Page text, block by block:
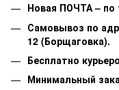
Новая ПОЧТА – по
Самовывоз по
12 (Борщаговка).
Бесплатно
Минимальный